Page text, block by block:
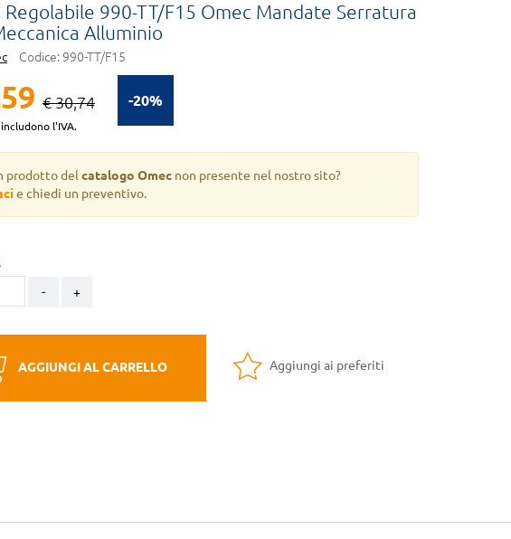
Regolabile 990-TT/F15 Omec Mandate Serratura
Alluminio
Codice: 990-TT/F15
-20%
€ 30,74
l'IVA.
prodotto del catalogo Omec non presente nel nostro sito?
e chiedi un preventivo.
- +
AGGIUNGI AL CARRELLO Aggiungi ai preferiti